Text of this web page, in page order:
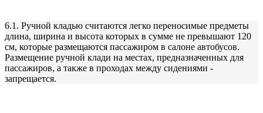
6.1. Ручной кладью считаются легко переносимые предметы
длина, ширина и высота которых в сумме не превышают 120
см, которые размещаются пассажиром в салоне автобусов.
Размещение ручной клади на местах, предназначенных для
пассажиров, а также в проходах между сидениями -
запрещается.